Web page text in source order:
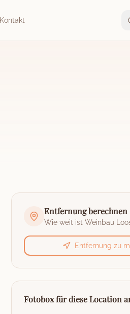
Kontakt
Entfernung berechnen
Wie weit ist Weinbau
Entfernung zu
Fotobox für diese Location